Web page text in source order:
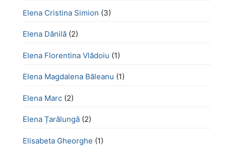
Elena Cristina Simion (3)
Elena Dănilă (2)
Elena Florentina Vlădoiu (1)
Elena Magdalena Băleanu (1)
Elena Marc (2)
Elena Țarălungă (2)
Elisabeta Gheorghe (1)